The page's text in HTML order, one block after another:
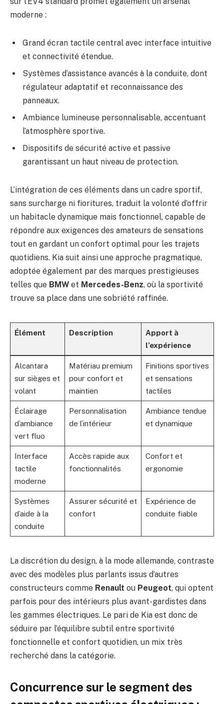
moderne :
Grand écran tactile central avec interface intuitive
et connectivité étendue.
Systèmes d’assistance avancés à la conduite, dont
régulateur adaptatif et reconnaissance des
panneaux.
Ambiance lumineuse personnalisable, accentuant
l’atmosphère sportive.
Dispositifs de sécurité active et passive
garantissant un haut niveau de protection.
L’intégration de ces éléments dans un cadre sportif,
sans surcharge ni fioritures, traduit la volonté d’offrir
un habitacle dynamique mais fonctionnel, capable de
répondre aux exigences des amateurs de sensations
tout en gardant un confort optimal pour les trajets
quotidiens. Kia suit ainsi une approche pragmatique,
adoptée également par des marques prestigieuses
telles que BMW et Mercedes-Benz, où la sportivité
trouve sa place dans une sobriété raffinée.
Élément Description
Apport à
l’expérience
Alcantara
sur sièges et
volant
Matériau premium
pour confort et
maintien
Finitions sportives
et sensations
tactiles
Éclairage
d’ambiance
vert fluo
Personnalisation
de l’intérieur
Ambiance tendue
et dynamique
Interface
tactile
moderne
Accès rapide aux
fonctionnalités
Confort et
ergonomie
Systèmes
d’aide à la
conduite
Assurer sécurité et
confort
Expérience de
conduite fiable
La discrétion du design, à la mode allemande, contraste
avec des modèles plus parlants issus d’autres
constructeurs comme Renault ou Peugeot, qui optent
parfois pour des intérieurs plus avant-gardistes dans
les gammes électriques. Le pari de Kia est donc de
séduire par l’équilibre subtil entre sportivité
fonctionnelle et confort quotidien, un mix très
recherché dans la catégorie.
Concurrence sur le segment des